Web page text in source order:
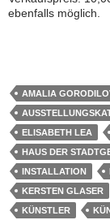
ebenfalls möglich.
AMALIA
ELISABETH LEA
HAUS DER
INSTALLATION
KERSTEN GLASER
KÜNSTLER